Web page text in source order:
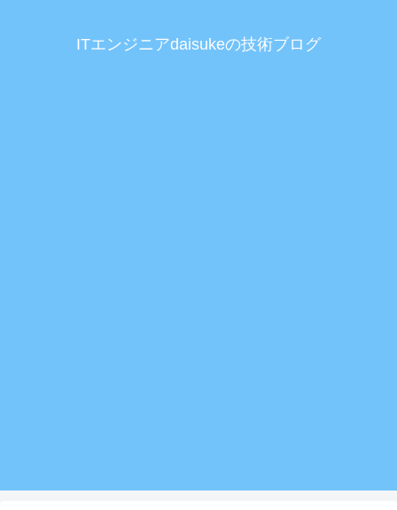
ITエンジニアdaisukeの技術ブログ